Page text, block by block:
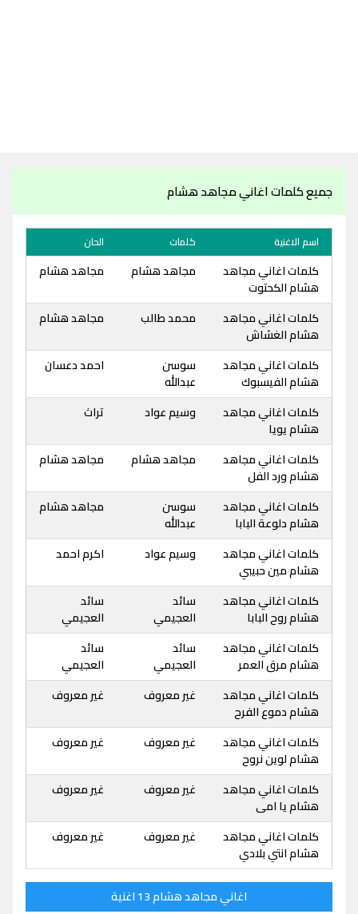
جميع كلمات اغاني مجاهد هشام
اسم الاغنية كلمات الحان
كلمات اغاني مجاهد
هشام الكحتوت
مجاهد هشام مجاهد هشام
كلمات اغاني مجاهد
هشام الغشاش
محمد طالب مجاهد هشام
كلمات اغاني مجاهد
هشام الفيسبوك
سوسن
عبدالله
احمد دعسان
كلمات اغاني مجاهد
هشام يويا
وسيم عواد تراث
كلمات اغاني مجاهد
هشام ورد الفل
مجاهد هشام مجاهد هشام
كلمات اغاني مجاهد
هشام دلوعة البابا
سوسن
عبدالله
مجاهد هشام
كلمات اغاني مجاهد
هشام مين حبيبي
وسيم عواد اكرم احمد
كلمات اغاني مجاهد
هشام روح البابا
سائد
العجيمي
سائد
العجيمي
كلمات اغاني مجاهد
هشام مرق العمر
سائد
العجيمي
سائد
العجيمي
كلمات اغاني مجاهد
هشام دموع الفرح
غير معروف غير معروف
كلمات اغاني مجاهد
هشام لوين نروح
غير معروف غير معروف
كلمات اغاني مجاهد
هشام يا امى
غير معروف غير معروف
كلمات اغاني مجاهد
هشام انتي بلادي
غير معروف غير معروف
اغاني مجاهد هشام 13 اغنية